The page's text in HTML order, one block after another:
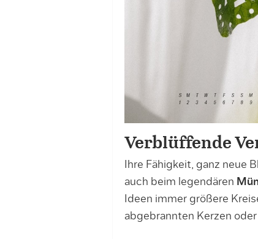
Verblüffende
Ihre Fähigkeit, ganz neue
auch beim legendären
Ideen immer größere
abgebrannten Kerzen